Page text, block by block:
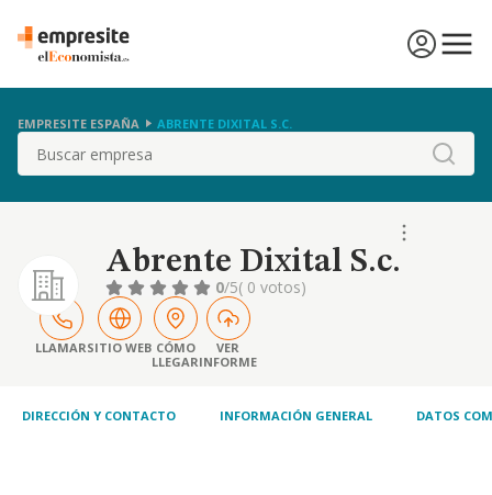
EMPRESITE ESPAÑA ABRENTE DIXITAL S.C.
Buscar
Abrente Dixital S.c.
0/5( 0 votos)
LLAMARSITIO WEB CÓMO
LLEGAR
VER
INFORME
DIRECCIÓN Y CONTACTO INFORMACIÓN GENERAL DATOS